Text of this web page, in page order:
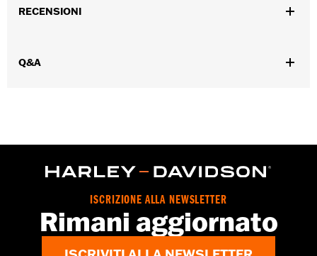
modelli FLHXSE e FLTRXSE dal '23 in poi, FLHX, FLTRX e
Venduti singolarmente:
informazioni rivolgersi a un concessionario.
RECENSIONI
Q&A
ISCRIZIONE ALLA NEWSLETTER
Rimani aggiornato